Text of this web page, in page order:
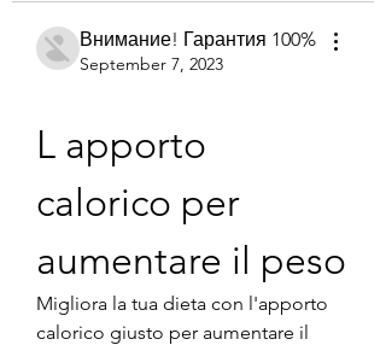
Внимание! Гарантия 100%
September 7, 2023
L apporto
calorico per
aumentare il peso
Migliora la tua dieta con l'apporto
calorico giusto per aumentare il